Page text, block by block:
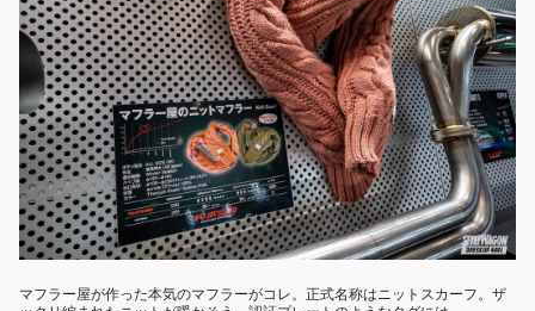
マフラー屋が作った本気のマフラーがコレ。正式名称はニットスカーフ。ザ